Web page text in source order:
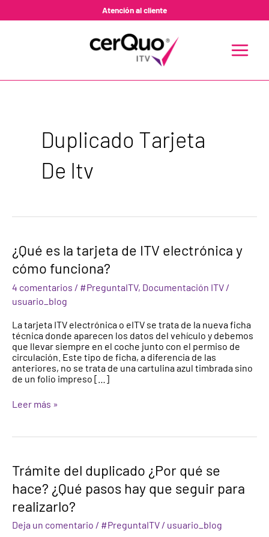
Atención al cliente
MENU
Duplicado Tarjeta
De Itv
¿Qué es la tarjeta de ITV electrónica y
cómo funciona?
4 comentarios / #PreguntaITV, Documentación ITV /
usuario_blog
La tarjeta ITV electrónica o eITV se trata de la nueva ficha
técnica donde aparecen los datos del vehículo y debemos
que llevar siempre en el coche junto con el permiso de
circulación. Este tipo de ficha, a diferencia de las
anteriores, no se trata de una cartulina azul timbrada sino
de un folio impreso […]
¿Qué
es
la
de
ITV
y
cómo
funciona?
Leer más »
Trámite del duplicado ¿Por qué se
hace? ¿Qué pasos hay que seguir para
realizarlo?
Deja un comentario / #PreguntaITV / usuario_blog
Trámite
del
duplicado
qué
se
hace?